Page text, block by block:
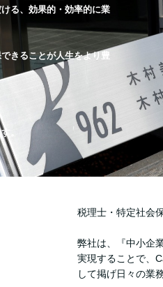
る、効果的・効率的に業
きることが人生をより豊
。
税理士・特定社会
弊社は、『中小企
実現することで、
して掲げ日々の業